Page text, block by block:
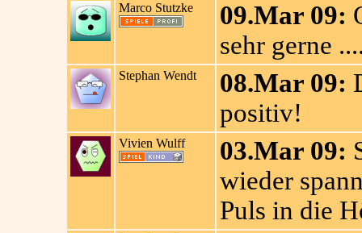
Marco Stutzke 09.Mar 09:
sehr gerne
Stephan Wendt 08.Mar 09:
positiv!
Vivien Wulff 03.Mar 09:
wieder
Puls in die